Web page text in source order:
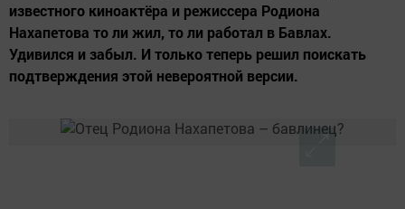
известного киноактёра и режиссера Родиона
Нахапетова то ли жил, то ли работал в Бавлах.
Удивился и забыл. И только теперь решил поискать
подтверждения этой невероятной версии.